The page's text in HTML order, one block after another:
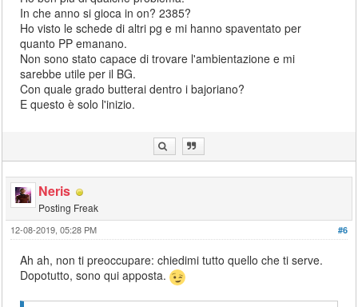
In che anno si gioca in on? 2385?
Ho visto le schede di altri pg e mi hanno spaventato per
quanto PP emanano.
Non sono stato capace di trovare l'ambientazione e mi
sarebbe utile per il BG.
Con quale grado butterai dentro i bajoriano?
E questo è solo l'inizio.
Neris
Posting Freak
#6
12-08-2019, 05:28 PM
Ah ah, non ti preoccupare: chiedimi tutto quello che ti serve.
Dopotutto, sono qui apposta.